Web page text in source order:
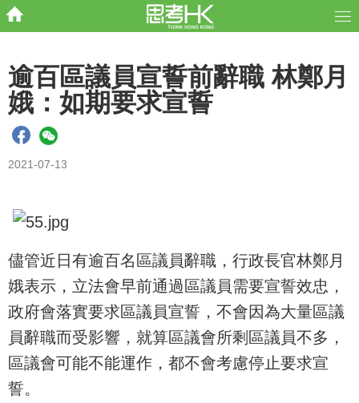
逾百區議員宣誓前辭職 林鄭月
娥：如期要求宣誓
2021-07-13
儘管近日有逾百名區議員辭職，行政長官林鄭月
娥表示，立法會早前通過區議員需要宣誓效忠，
政府會落實要求區議員宣誓，不會因為大量區議
員辭職而受影響，就算區議會所剩區議員不多，
區議會可能不能運作，都不會考慮停止要求宣
誓。